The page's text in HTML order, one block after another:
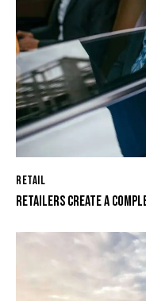
RETAIL
RETAILERS CREATE A